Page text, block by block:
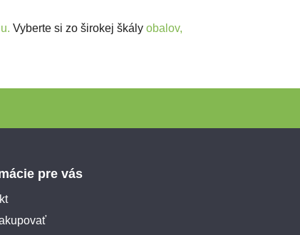
Vyberte si zo širokej škály obalov,
pre vás